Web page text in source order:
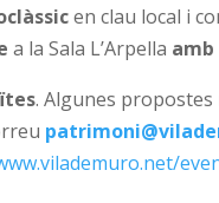
en clau local i
a la Sala L’Arpella
. Algunes